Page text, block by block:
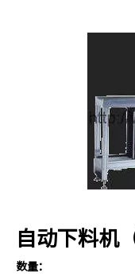
自动下料机
数量：